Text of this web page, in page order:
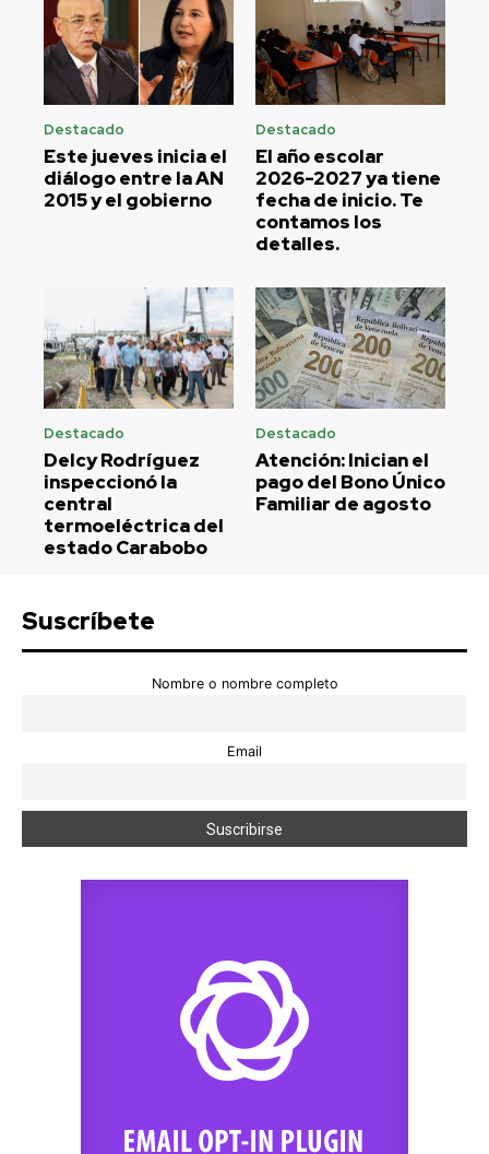
Destacado
Este jueves inicia el
diálogo entre la AN
2015 y el gobierno
Destacado
El año escolar
2026-2027 ya tiene
fecha de inicio. Te
contamos los
detalles.
Destacado
Delcy Rodríguez
inspeccionó la
central
termoeléctrica del
estado Carabobo
Destacado
Atención: Inician el
pago del Bono Único
Familiar de agosto
Suscríbete
Nombre o nombre completo
Email